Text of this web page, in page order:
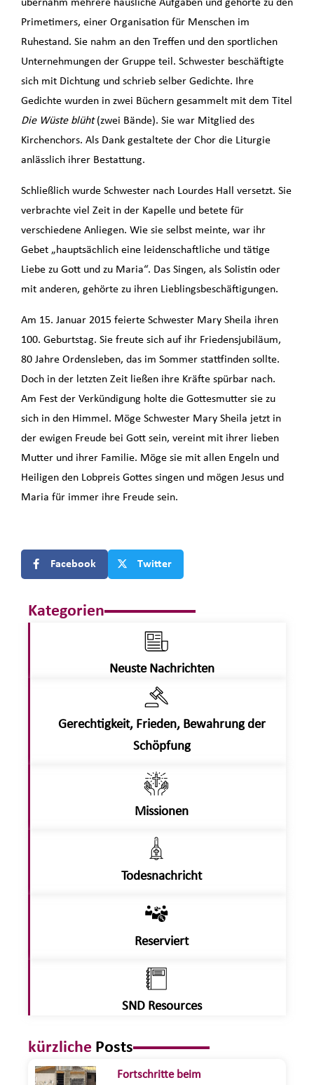
übernahm mehrere häusliche Aufgaben und gehörte zu den
Primetimers, einer Organisation für Menschen im
Ruhestand. Sie nahm an den Treffen und den sportlichen
Unternehmungen der Gruppe teil. Schwester beschäftigte
sich mit Dichtung und schrieb selber Gedichte. Ihre
Gedichte wurden in zwei Büchern gesammelt mit dem Titel
Die Wüste blüht(zwei Bände). Sie war Mitglied des
Kirchenchors. Als Dank gestaltete der Chor die Liturgie
anlässlich ihrer Bestattung.
Schließlich wurde Schwester nach Lourdes Hall versetzt. Sie
verbrachte viel Zeit in der Kapelle und betete für
verschiedene Anliegen. Wie sie selbst meinte, war ihr
Gebet „hauptsächlich eine leidenschaftliche und tätige
Liebe zu Gott und zu Maria“. Das Singen, als Solistin oder
mit anderen, gehörte zu ihren Lieblingsbeschäftigungen.
Am 15. Januar 2015 feierte Schwester Mary Sheila ihren
100. Geburtstag. Sie freute sich auf ihr Friedensjubiläum,
80 Jahre Ordensleben, das im Sommer stattfinden sollte.
Doch in der letzten Zeit ließen ihre Kräfte spürbar nach.
Am Fest der Verkündigung holte die Gottesmutter sie zu
sich in den Himmel. Möge Schwester Mary Sheila jetzt in
der ewigen Freude bei Gott sein, vereint mit ihrer lieben
Mutter und ihrer Familie. Möge sie mit allen Engeln und
Heiligen den Lobpreis Gottes singen und mögen Jesus und
Maria für immer ihre Freude sein.
Facebook Twitter
Kategorien
Neuste Nachrichten
Gerechtigkeit, Frieden, Bewahrung der
Schöpfung
Missionen
Todesnachricht
Reserviert
SND Resources
kürzliche Posts
Fortschritte beim